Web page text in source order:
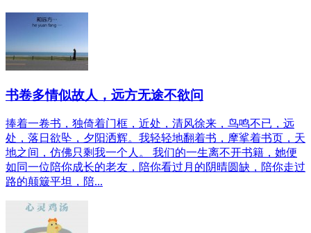
书卷多情似故人，远方无途不欲问
捧着一卷书，独倚着门框，近处，清风徐来，鸟鸣不已，远
处，落日欲坠，夕阳洒辉。我轻轻地翻着书，摩挲着书页，天
地之间，仿佛只剩我一个人。 我们的一生离不开书籍，她便
如同一位陪你成长的老友，陪你看过月的阴晴圆缺，陪你走过
路的颠簸平坦，陪...